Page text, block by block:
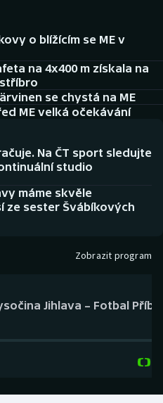
o blížícím se ME v
na 4x400 m získala na
se chystá na ME
ME velká očekávání
Na ČT sport sledujte
studio
máme skvěle
ze sester Švábíkových
Zobrazit program
Jihlava – Fotbal